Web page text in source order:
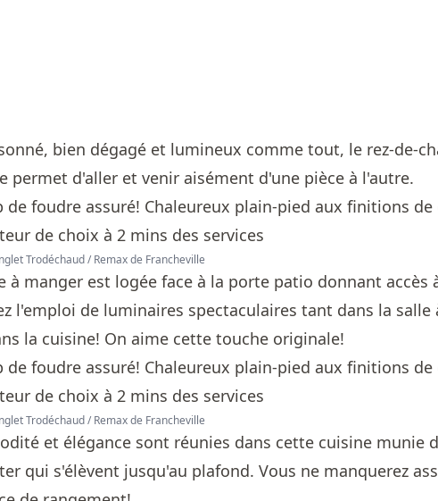
bien dégagé et lumineux comme tout, le rez-de-
permet d'aller et venir aisément d'une pièce à l'autre.
Trodéchaud / Remax de Francheville
à manger est logée face à la porte patio donnant accès
l'emploi de luminaires spectaculaires tant dans la salle
la cuisine! On aime cette touche originale!
Trodéchaud / Remax de Francheville
et élégance sont réunies dans cette cuisine munie
qui s'élèvent jusqu'au plafond. Vous ne manquerez